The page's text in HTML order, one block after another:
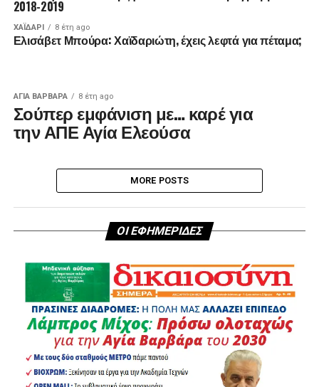
2018-2019
ΧΑΪΔΑΡΙ 8 έτη ago
Ελισάβετ Μπούρα: Χαϊδαριώτη, έχεις λεφτά για πέταμα;
ΑΓΙΑ ΒΑΡΒΑΡΑ 8 έτη ago
Σούπερ εμφάνιση με… καρέ για
την ΑΠΕ Αγία Ελεούσα
MORE POSTS
ΟΙ ΕΦΗΜΕΡΙΔΕΣ